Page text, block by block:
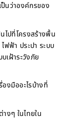
ป็นว่าองค์กรของ
ไปที่โครงสร้างพื้น
ฟฟ้า ประปา ระบบ
เฝ้าระวังภัย
งมืออะไรบ้างที่
งๆ ในไทยใน